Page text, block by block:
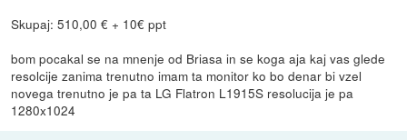
Skupaj: 510,00 € + 10€ ppt
bom pocakal se na mnenje od Briasa in se koga aja kaj vas glede
resolcije zanima trenutno imam ta monitor ko bo denar bi vzel
novega trenutno je pa ta LG Flatron L1915S resolucija je pa
1280x1024